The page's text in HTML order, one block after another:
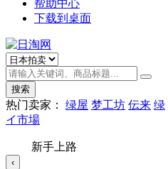
帮助中心
下载到桌面
搜索
热门卖家： 绿屋 梦工坊 伝来 绿
イ市場
新手上路
‹